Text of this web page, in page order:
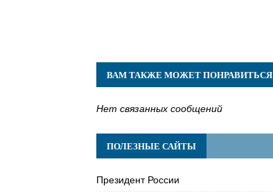
ВАМ ТАКЖЕ МОЖЕТ ПОНРАВИТЬСЯ
Нет связанных сообщений
ПОЛЕЗНЫЕ САЙТЫ
Президент России